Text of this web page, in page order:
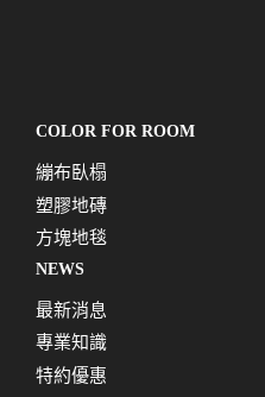
COLOR FOR ROOM
繃布臥榻
塑膠地磚
方塊地毯
NEWS
最新消息
專業知識
特約優惠